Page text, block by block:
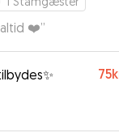
altid ❤️”